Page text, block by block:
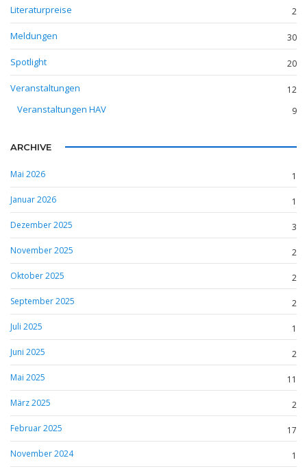
Literaturpreise 2
Meldungen 30
Spotlight 20
Veranstaltungen 12
Veranstaltungen HAV 9
ARCHIVE
Mai 2026
1
Januar 2026
1
Dezember 2025
3
November 2025
2
Oktober 2025
2
September 2025
2
Juli 2025
1
Juni 2025
2
Mai 2025
11
März 2025
2
Februar 2025
17
November 2024
1